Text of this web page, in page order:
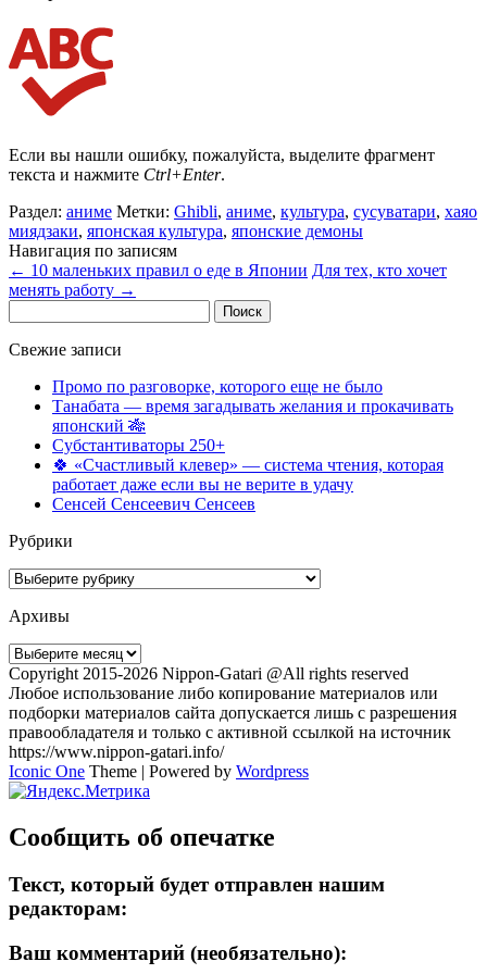
Если вы нашли ошибку, пожалуйста, выделите фрагмент
текста и нажмите Ctrl+Enter.
Раздел: аниме Метки: Ghibli, аниме, культура, сусуватари, хаяо
миядзаки, японская культура, японские демоны
Навигация по записям
← 10 маленьких правил о еде в Японии Для тех, кто хочет
менять работу →
Свежие записи
Промо по разговорке, которого еще не было
Танабата — время загадывать желания и прокачивать
японский 🎋
Субстантиваторы 250+
🍀 «Счастливый клевер» — система чтения, которая
работает даже если вы не верите в удачу
Сенсей Сенсеевич Сенсеев
Рубрики
Рубрики
Архивы
Архивы
Copyright 2015-2026 Nippon-Gatari @All rights reserved
Любое использование либо копирование материалов или
подборки материалов сайта допускается лишь с разрешения
правообладателя и только с активной ссылкой на источник
https://www.nippon-gatari.info/
Iconic One Theme | Powered by Wordpress
Сообщить об опечатке
Текст, который будет отправлен нашим
редакторам:
Ваш комментарий (необязательно):